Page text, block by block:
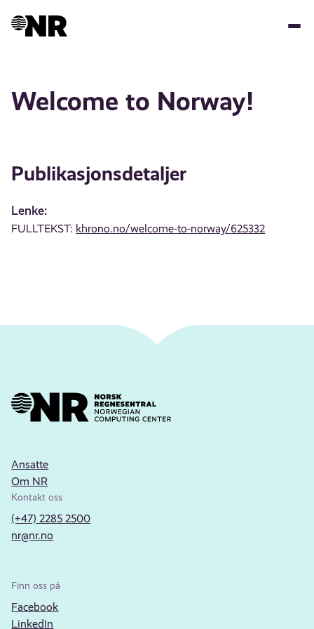
Welcome to Norway!
Publikasjonsdetaljer
Lenke:
FULLTEKST: khrono.no/welcome-to-norway/625332
Ansatte
Om NR
Kontakt oss
(+47) 2285 2500
nr@nr.no
Finn oss på
Facebook
LinkedIn